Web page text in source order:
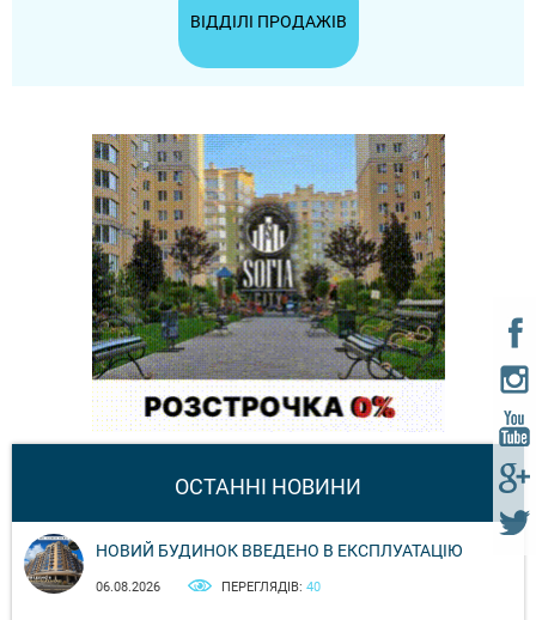
ВІДДІЛІ ПРОДАЖІВ
ОСТАННІ НОВИНИ
НОВИЙ БУДИНОК ВВЕДЕНО В ЕКСПЛУАТАЦІЮ
06.08.2026 ПЕРЕГЛЯДІВ: 40